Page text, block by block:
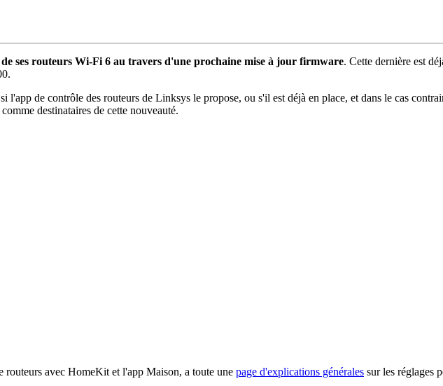
ses routeurs Wi-Fi 6 au travers d'une prochaine mise à jour firmware. Cette dernière est
de contrôle des routeurs de Linksys le propose, ou s'il est déjà en place, et dans le cas
destinataires de cette nouveauté.
routeurs avec HomeKit et l'app Maison, a toute une page d'explications générales sur les réglages